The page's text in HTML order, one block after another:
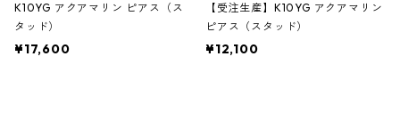
K10YG アクアマリン ピアス（ス
タッド）
¥17,600
【受注生産】K10YG アクアマリン
ピアス（スタッド）
¥12,100